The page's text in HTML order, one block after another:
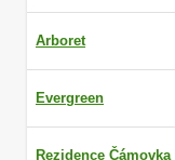
Arboret
Evergreen
Rezidence Čámovka